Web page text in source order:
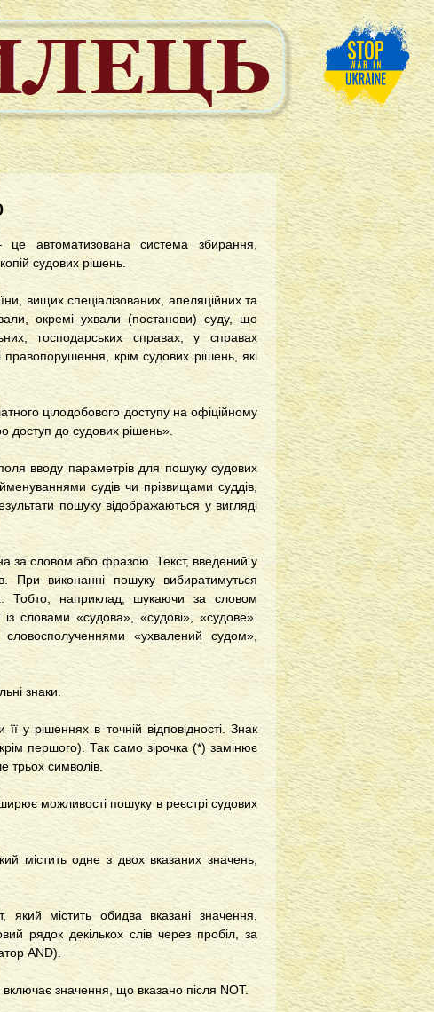
автоматизована система збирання,
судових рішень.
вищих спеціалізованих, апеляційних та
окремі ухвали (постанови) суду, що
господарських справах, у справах
правопорушення, крім судових рішень, які
цілодобового доступу на офіційному
доступ до судових рішень».
вводу параметрів для пошуку судових
судів чи прізвищами суддів,
пошуку відображаються у вигляді
за словом або фразою. Текст, введений у
виконанні пошуку вибиратимуться
Тобто, наприклад, шукаючи за словом
словами «судова», «судові», «судове».
«ухвалений судом»,
знаки.
у рішеннях в точній відповідності. Знак
першого). Так само зірочка (*) замінює
трьох символів.
можливості пошуку в реєстрі судових
містить одне з двох вказаних значень,
який містить обидва вказані значення,
рядок декількох слів через пробіл, за
AND).
значення, що вказано після NOT.